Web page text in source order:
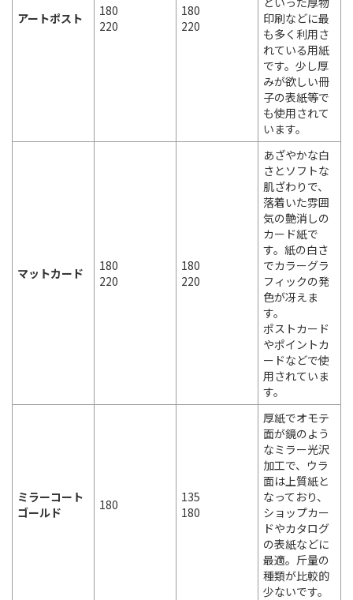
アートポスト
180
220
180
220
印刷などに最
も多く利用さ
れている用紙
です。少し厚
みが欲しい冊
子の表紙等で
も使用されて
います。
マットカード
180
220
180
220
あざやかな白
さとソフトな
肌ざわりで、
落着いた雰囲
気の艶消しの
カード紙で
す。紙の白さ
でカラーグラ
フィックの発
色が冴えま
す。
ポストカード
やポイントカ
ードなどで使
用されていま
す。
ミラーコート
ゴールド
180
135
180
厚紙でオモテ
面が鏡のよう
なミラー光沢
加工で、ウラ
面は上質紙と
なっており、
ショップカー
ドやカタログ
の表紙などに
最適。斤量の
種類が比較的
少ないです。